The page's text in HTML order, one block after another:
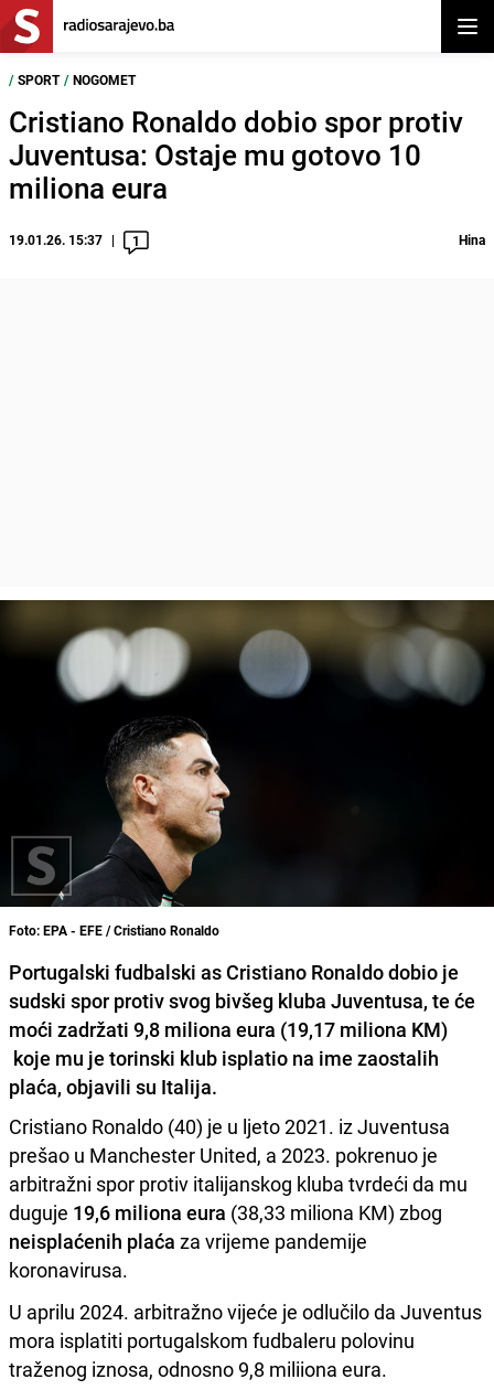
/ SPORT / NOGOMET
Cristiano Ronaldo dobio spor protiv
Juventusa: Ostaje mu gotovo 10
miliona eura
19.01.26. 15:37 1 Hina
Foto: EPA - EFE / Cristiano Ronaldo
Portugalski fudbalski as Cristiano Ronaldo dobio je
sudski spor protiv svog bivšeg kluba Juventusa, te će
moći zadržati 9,8 miliona eura (19,17 miliona KM)
koje mu je torinski klub isplatio na ime zaostalih
plaća, objavili su Italija.
Cristiano Ronaldo (40) je u ljeto 2021. iz Juventusa
prešao u Manchester United, a 2023. pokrenuo je
arbitražni spor protiv italijanskog kluba tvrdeći da mu
duguje 19,6 miliona eura (38,33 miliona KM) zbog
neisplaćenih plaća za vrijeme pandemije
koronavirusa.
U aprilu 2024. arbitražno vijeće je odlučilo da Juventus
mora isplatiti portugalskom fudbaleru polovinu
traženog iznosa, odnosno 9,8 miliiona eura.